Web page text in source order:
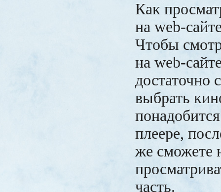
Как
на web-
Чтобы
на web-
достаточно
выбрать
плеере,
же сможете
часть.